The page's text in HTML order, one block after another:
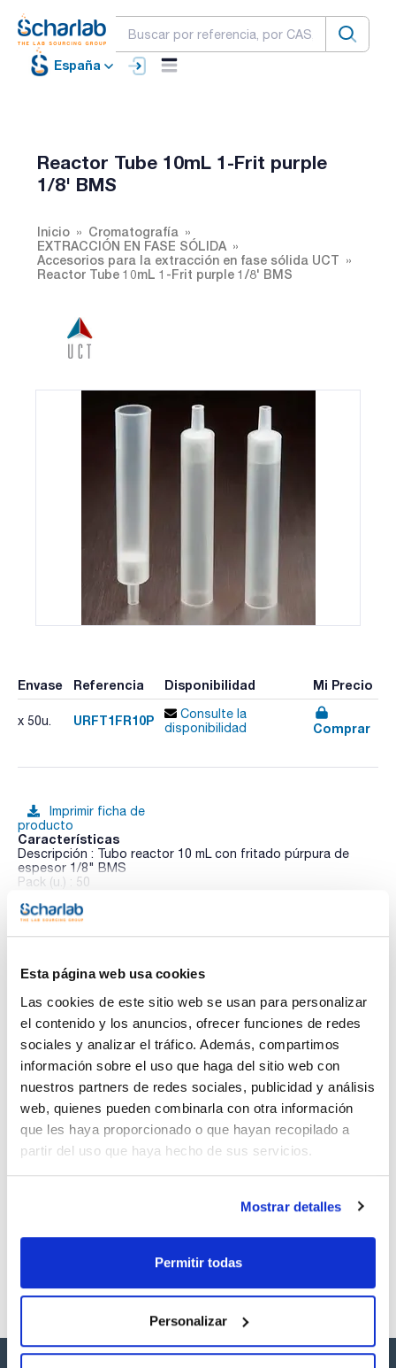
Esta página web usa cookies
Las cookies de este sitio web se usan para personalizar
el contenido y los anuncios, ofrecer funciones de redes
sociales y analizar el tráfico. Además, compartimos
información sobre el uso que haga del sitio web con
nuestros partners de redes sociales, publicidad y análisis
web, quienes pueden combinarla con otra información
que les haya proporcionado o que hayan recopilado a
partir del uso que haya hecho de sus servicios.
Mostrar detalles
Permitir todas
Personalizar
España
Reactor Tube 10mL 1-Frit purple
1/8' BMS
Inicio
Cromatografía
EXTRACCIÓN EN FASE SÓLIDA
Accesorios para la extracción en fase sólida UCT
Reactor Tube 10mL 1-Frit purple 1/8' BMS
Envase Referencia Disponibilidad Mi Precio
x 50u. URFT1FR10P
Consulte la
disponibilidad
Comprar
Imprimir ficha de
producto
Características
Descripción : Tubo reactor 10 mL con fritado púrpura de
espesor 1/8" BMS
Pack (u.) : 50
Accesorios para la extracción en fase sólida UCT
Ver más
TDS / Ficha técnica
Regístrate para
descargas
COA
Regístrate para
descargas
SDS/ Hoja de seguridad
Regístrate para
descargas
Los productos marcados con esta imagen son
listos para una entrega inmediata.